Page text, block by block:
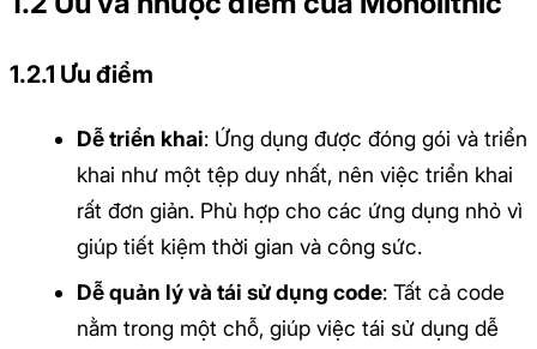
1.2.1 Ưu điểm
Dễ triển khai: Ứng dụng được đóng gói và triển
khai như một tệp duy nhất, nên việc triển khai
rất đơn giản. Phù hợp cho các ứng dụng nhỏ vì
giúp tiết kiệm thời gian và công sức.
Dễ quản lý và tái sử dụng code: Tất cả code
nằm trong một chỗ, giúp việc tái sử dụng dễ